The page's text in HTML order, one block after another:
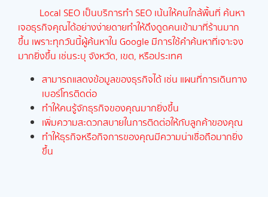
Local SEO เป็นบริการทำ SEO เน้นให้คนใกล้พื้นที่ ค้นหา
เจอธุรกิจคุณได้อย่างง่ายดายทำให้ดึงดูดคนเข้ามาที่ร้านมาก
ขึ้น เพราะทุกวันนี้ผู้ค้นหาใน Google มีการใช้คำค้นหาที่เจาะจง
มากยิ่งขึ้น เช่นระบุ จังหวัด, เขต, หรือประเทศ
สามารถแสดงข้อมูลของธุรกิจได้ เช่น แผนที่การเดินทาง
เบอร์โทรติดต่อ
ทำให้คนรู้จักธุรกิจของคุณมากยิ่งขึ้น
เพิ่มความสะดวกสบายในการติดต่อให้กับลูกค้าของคุณ
ทำให้ธุรกิจหรือกิจการของคุณมีความน่าเชื่อถือมากยิ่ง
ขึ้น